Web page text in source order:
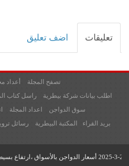
تعليقات اضف تعليق
أعداد
تصفح المجلة
راسل كتاب
اطلب بيانات شركة بيطرية
اعداد المجلة
سوق الدواجن
رسائل المكتبة البيطرية
بريد القراء